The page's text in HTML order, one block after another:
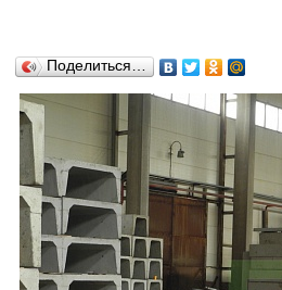
Поделиться…